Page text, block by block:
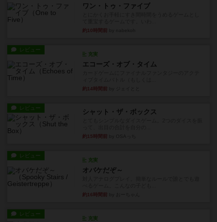
ワン・トゥ・ファイブ
約10時間前
レビュー
充実
エコーズ・オブ・タイム
約14時間前
レビュー シャット・ザ・ボックス
約15時間前
レビュー
充実
オバケだぞ～
約16時間前
レビュー
充実